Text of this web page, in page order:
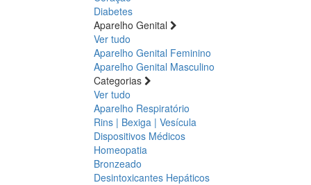
Diabetes
Aparelho Genital
Ver tudo
Aparelho Genital Feminino
Aparelho Genital Masculino
Categorias
Ver tudo
Aparelho Respiratório
Rins | Bexiga | Vesícula
Dispositivos Médicos
Homeopatia
Bronzeado
Desintoxicantes Hepáticos